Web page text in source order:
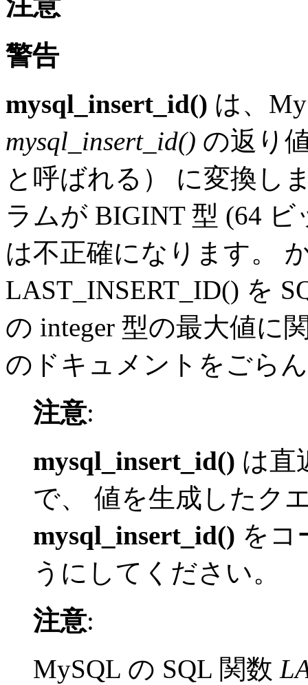
警告
mysql_insert_id() は、
mysql_insert_id() の返り
と呼ばれる） に変換し
ラムが BIGINT 型 (64
は不正確になります。
LAST_INSERT_ID() を
の integer 型の最大値に
のドキュメントをごら
注意:
mysql_insert_id() は直
で、 値を生成したク
mysql_insert_id() をコ
うにしてください。
注意:
MySQL の SQL 関数